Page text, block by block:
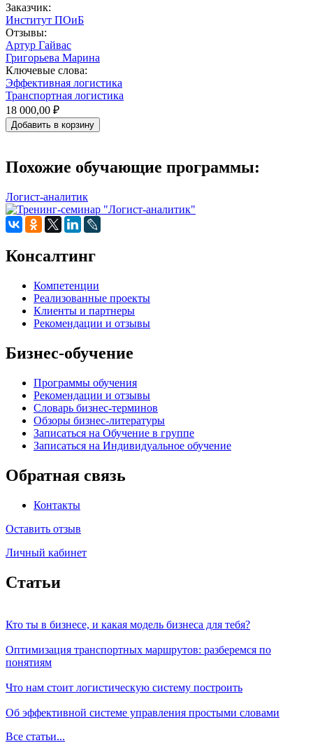
Заказчик:
Институт ПОиБ
Отзывы:
Артур Гайвас
Григорьева Марина
Ключевые слова:
Эффективная логистика
Транспортная логистика
18 000,00 ₽
Похожие обучающие программы:
Логист-аналитик
Консалтинг
Компетенции
Реализованные проекты
Клиенты и партнеры
Рекомендации и отзывы
Бизнес-обучение
Программы обучения
Рекомендации и отзывы
Словарь бизнес-терминов
Обзоры бизнес-литературы
Записаться на Обучение в группе
Записаться на Индивидуальное обучение
Обратная связь
Контакты
Оставить отзыв
Личный кабинет
Статьи
Кто ты в бизнесе, и какая модель бизнеса для тебя?
Оптимизация транспортных маршрутов: разберемся по
понятиям
Что нам стоит логистическую систему построить
Об эффективной системе управления простыми словами
Все статьи...